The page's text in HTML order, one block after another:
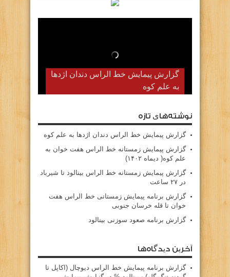
گزارش پیمایش خط الراس دندان اژدها
به علم کوه
نوشته‌های تازه
گزارش پیمایش خط الراس دندان اژدها به علم کوه
گزارش پیمایش زمستانه خط الراس هفت خوان به
علم کوه( دیماه ۱۴۰۲)
گزارش پیمایش زمستانه خط الراس بینالود تا شیرباد
در ۲۷ ساعت
گزارش برنامه پیمایش زمستانی خط الراس هفت
خوان تا قله خرسان جنوبی
گزارش برنامه صعود سوزنی بینالود
آخرین دیدگاه‌ها
گزارش برنامه پيمايش خط الراس ديوچال (اكاپل تا